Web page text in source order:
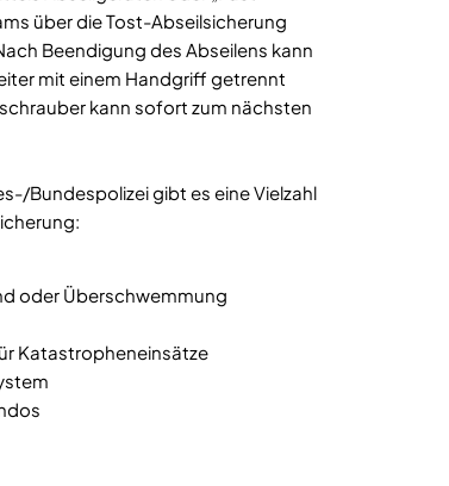
über die Tost-Abseilsicherung
Beendigung des Abseilens kann
mit einem Handgriff getrennt
kann sofort zum nächsten
Bundespolizei gibt es eine Vielzahl
oder Überschwemmung
Katastropheneinsätze